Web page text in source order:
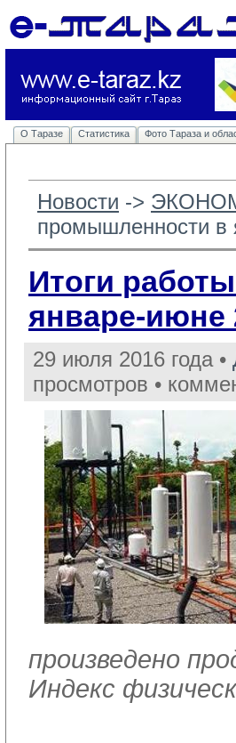
О Таразе Статистика Фото Тараза и
Новости ->
промышленности в
Итоги
январе-июне
29 июля 2016 года •
просмотров •
произведено
Индекс